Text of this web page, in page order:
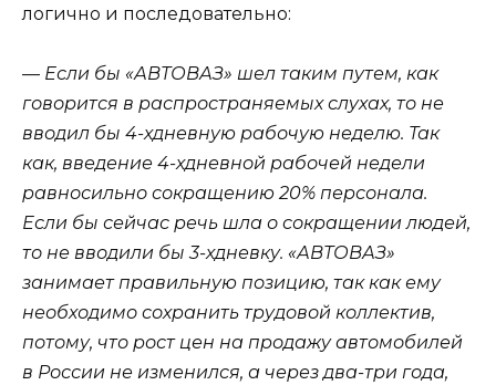
логично и последовательно:
— Если бы «АВТОВАЗ» шел таким путем, как
говорится в распространяемых слухах, то не
вводил бы 4-хдневную рабочую неделю. Так
как, введение 4-хдневной рабочей недели
равносильно сокращению 20% персонала.
Если бы сейчас речь шла о сокращении людей,
то не вводили бы 3-хдневку. «АВТОВАЗ»
занимает правильную позицию, так как ему
необходимо сохранить трудовой коллектив,
потому, что рост цен на продажу автомобилей
в России не изменился, а через два-три года,